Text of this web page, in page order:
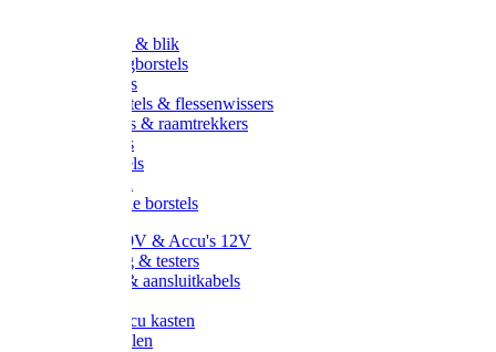
Handveger & blik
Voetenveegborstels
Handvegers
Afwasborstels & flessenwissers
Wasborstels & raamtrekkers
Tonborstels
Werkborstels
Hygienische borstels
Batterijen 9V & Accu's 12V
Beveiliging & testers
Kabelsets & aansluitkabels
Metalen accu kasten
Zonnepanelen